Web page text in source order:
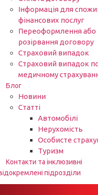
Інформація для
фінансових послуг
Переоформлення або
розірвання договору
Страховий випадок
Страховий випадок
медичному
Блог
Новини
Статті
Автомобілі
Нерухомість
Особисте
Туризм
Контакти та інклюзивні
підрозділи